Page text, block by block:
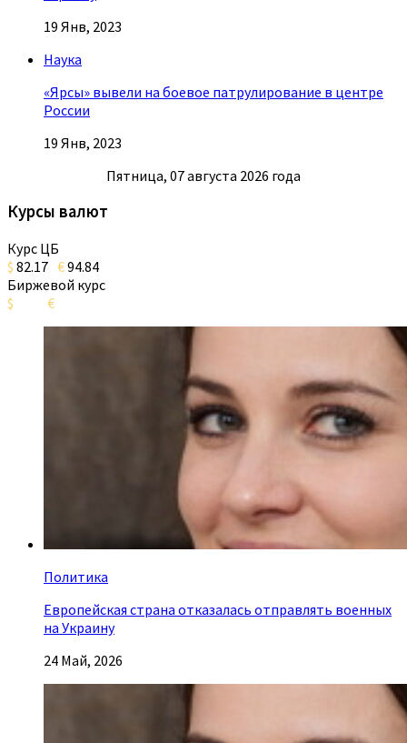
19 Янв, 2023
Наука
«Ярсы» вывели на боевое патрулирование в центре
России
19 Янв, 2023
Пятница, 07 августа 2026 года
Курсы валют
Курс ЦБ
$ 82.17 €94.84
Биржевой курс
$
€
Политика
Европейская страна отказалась отправлять военных
на Украину
24 Май, 2026